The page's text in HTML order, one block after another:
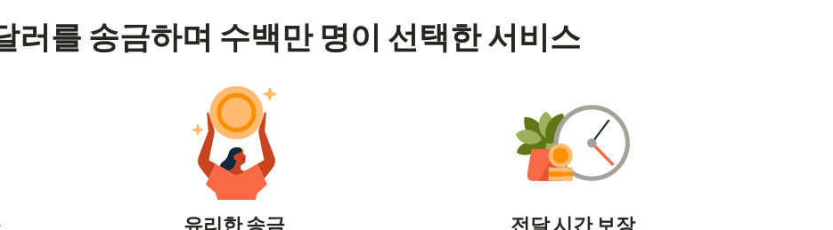
러를 송금하며 수백만 명이 선택한 서비스
유리한 송금 전달 시간 보장